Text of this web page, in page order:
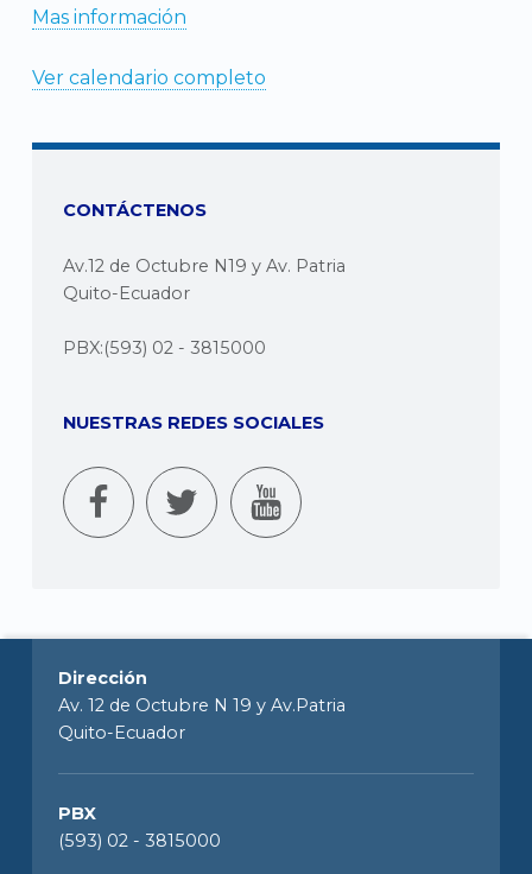
Mas información
Ver calendario completo
CONTÁCTENOS
Av.12 de Octubre N19 y Av. Patria
Quito-Ecuador
PBX:(593) 02 - 3815000
NUESTRAS REDES SOCIALES
Dirección
Av. 12 de Octubre N 19 y Av.Patria
Quito-Ecuador
PBX
(593) 02 - 3815000